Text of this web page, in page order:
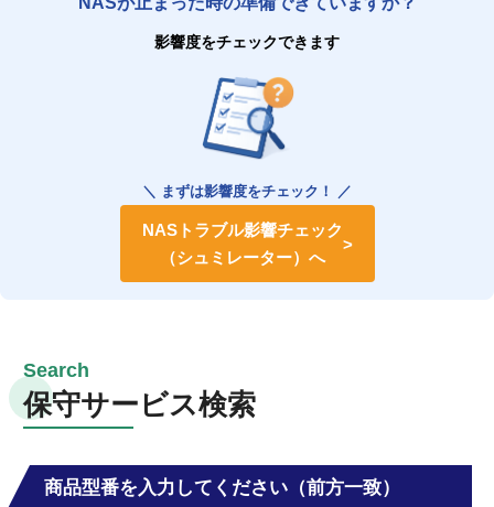
影響度をチェックできます
＼ まずは影響度をチェック！ ／
NASトラブル影響チェック
（シュミレーター）へ
保守サービス検索
商品型番を入力してください（前方一致）